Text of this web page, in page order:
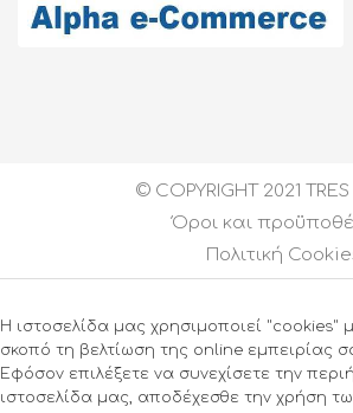
© COPYRIGHT 2021
Όροι και
Πολιτική
Η ιστοσελίδα μας χρησιμοποιεί "cookies"
σκοπό τη βελτίωση της online εμπειρίας
Εφόσον επιλέξετε να συνεχίσετε την
ιστοσελίδα μας, αποδέχεσθε την χρήση